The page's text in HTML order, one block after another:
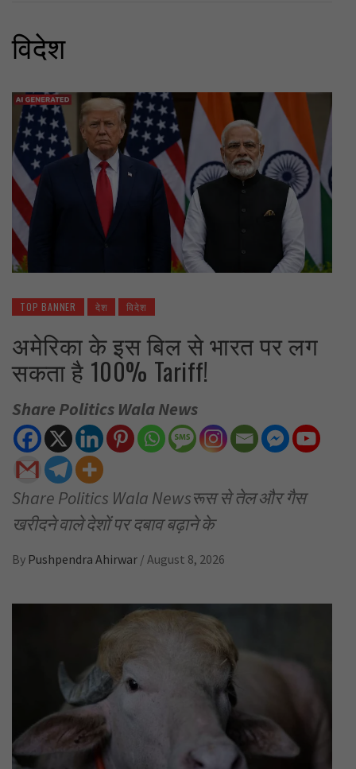
विदेश
TOP BANNER देश विदेश
अमेरिका के इस बिल से भारत पर लग
सकता है 100% Tariff!
Share Politics Wala News
Share Politics Wala Newsरूस से तेल और गैस
खरीदने वाले देशों पर दबाव बढ़ाने के
By Pushpendra Ahirwar / August 8, 2026